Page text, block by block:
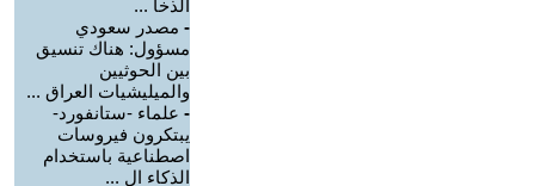
الذخا ...
- مصدر سعودي
مسؤول: هناك تنسيق
بين الحوثيين
والميليشيات العراق ...
- علماء -ستانفورد-
يبتكرون فيروسات
اصطناعية باستخدام
الذكاء ال ...